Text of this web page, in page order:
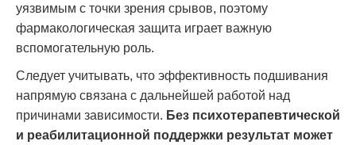
уязвимым с точки зрения срывов, поэтому
фармакологическая защита играет важную
вспомогательную роль.
Следует учитывать, что эффективность подшивания
напрямую связана с дальнейшей работой над
причинами зависимости. Без психотерапевтической
и реабилитационной поддержки результат может